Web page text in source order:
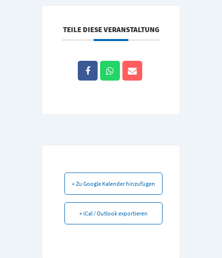
TEILE DIESE VERANSTALTUNG
+ Zu Google Kalender hinzufügen
+ iCal / Outlook exportieren